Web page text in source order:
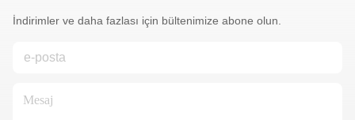
İndirimler ve daha fazlası için bültenimize abone olun.